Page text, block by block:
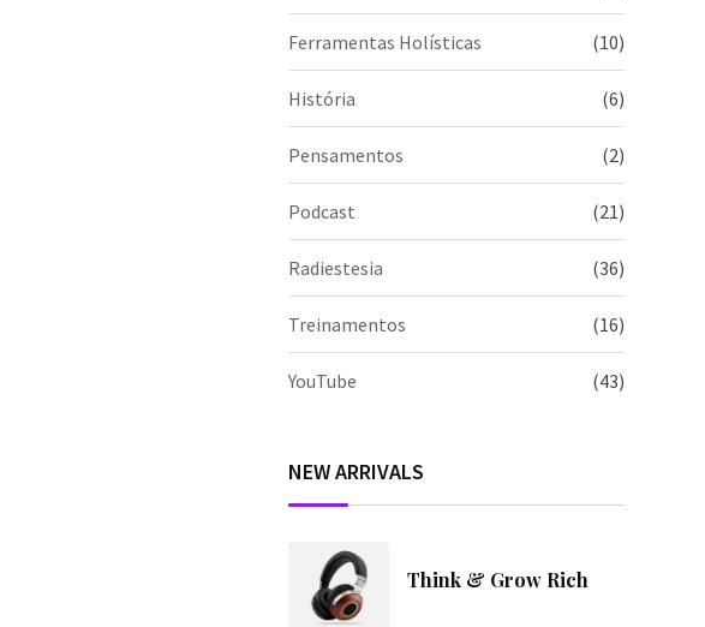
Ferramentas Holísticas (10)
História (6)
Pensamentos (2)
Podcast (21)
Radiestesia (36)
Treinamentos (16)
YouTube (43)
NEW ARRIVALS
Think & Grow Rich